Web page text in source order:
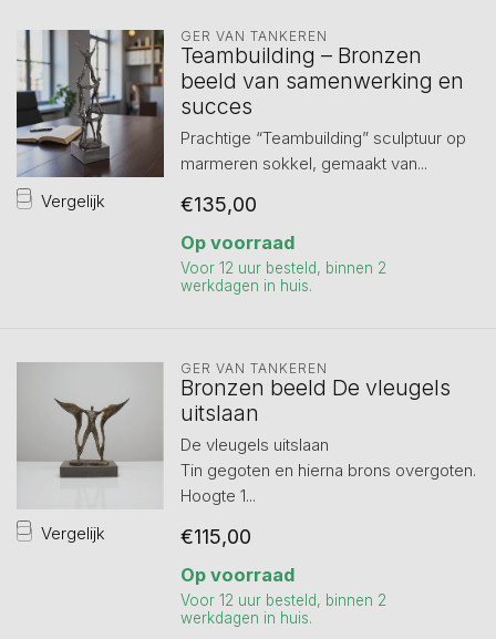
Vergelijk
GER VAN TANKEREN
Teambuilding – Bronzen
beeld van samenwerking en
succes
Prachtige “Teambuilding” sculptuur op
marmeren sokkel, gemaakt van...
€135,00
Op voorraad
Voor 12 uur besteld, binnen 2
werkdagen in huis.
Vergelijk
GER VAN TANKEREN
Bronzen beeld De vleugels
uitslaan
De vleugels uitslaan
Tin gegoten en hierna brons overgoten.
Hoogte 1...
€115,00
Op voorraad
Voor 12 uur besteld, binnen 2
werkdagen in huis.